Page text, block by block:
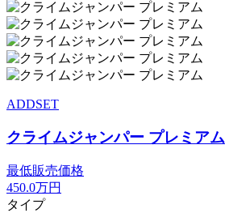
ADDSET
クライムジャンパー プレミアム
最低販売価格
450.0万円
タイプ